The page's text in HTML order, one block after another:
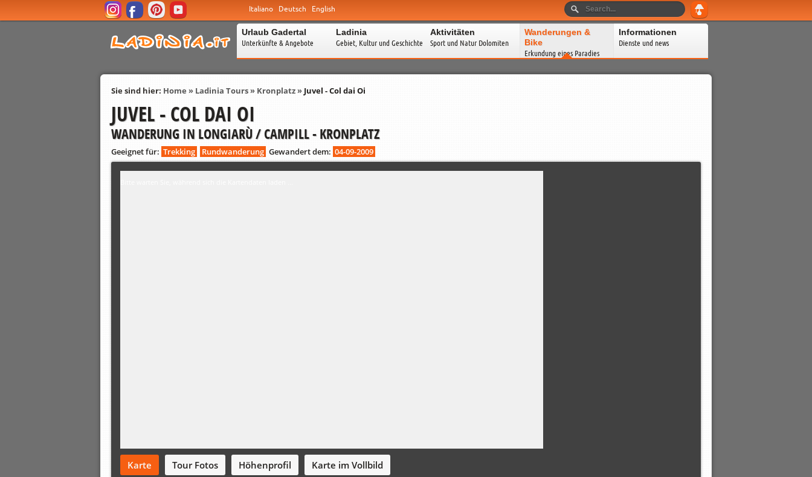
Italiano Deutsch English
Urlaub Gadertal
Unterkünfte & Angebote
Ladinia
Gebiet, Kultur und Geschichte
Aktivitäten
Sport und Natur Dolomiten
Wanderungen &
Bike
Erkundung eines Paradies
Informationen
Dienste und news
Sie sind hier: Home » Ladinia Tours» Kronplatz» Juvel - Col dai Oi
JUVEL - COL DAI OI
WANDERUNG IN LONGIARÙ / CAMPILL - KRONPLATZ
Geeignet für: Trekking Rundwanderung Gewandert dem: 04-09-2009
Karte Tour Fotos Höhenprofil Karte im Vollbild